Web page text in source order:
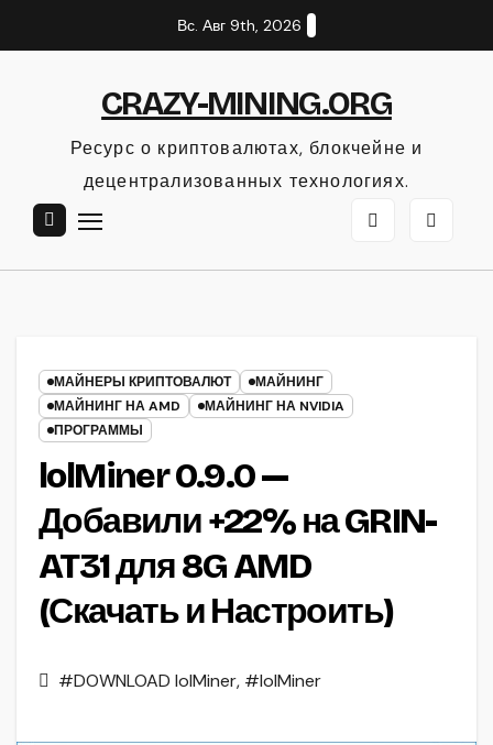
к
Вс. Авг 9th, 2026
CRAZY-MINING.ORG
Ресурс о криптовалютах, блокчейне и
децентрализованных технологиях.
МАЙНЕРЫ КРИПТОВАЛЮТ
МАЙНИНГ
МАЙНИНГ НА AMD
МАЙНИНГ НА NVIDIA
ПРОГРАММЫ
lolMiner 0.9.0 —
Добавили +22% на GRIN-
AT31 для 8G AMD
(Скачать и Настроить)
#DOWNLOAD lolMiner, #lolMiner